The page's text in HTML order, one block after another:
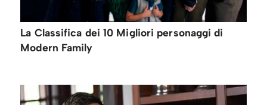
La Classifica dei 10 Migliori personaggi di
Modern Family